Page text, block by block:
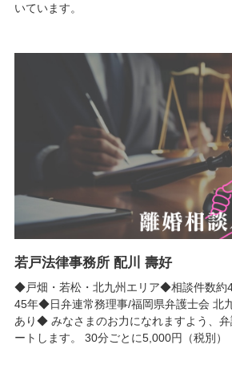
いています。
若戸法律事務所 配川 壽好
◆戸畑・若松・北九州エリア◆相談件数約
45年◆日弁連常務理事/福岡県弁護士会 北
あり◆ みなさまのお力になれますよう、
ートします。 30分ごとに5,000円（税別）